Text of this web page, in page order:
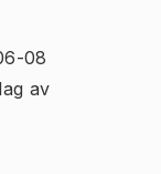
08
av